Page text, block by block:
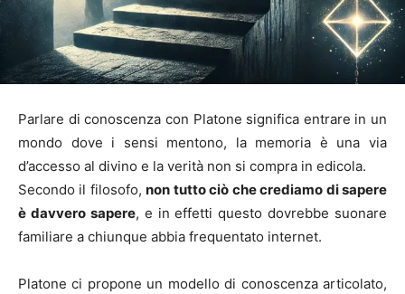
Parlare di conoscenza con Platone significa entrare in un
mondo dove i sensi mentono, la memoria è una via
d’accesso al divino e la verità non si compra in edicola.
Secondo il filosofo,non tutto ciò che crediamo di sapere
è davvero sapere, e in effetti questo dovrebbe suonare
familiare a chiunque abbia frequentato internet.
Platone ci propone un modello di conoscenza articolato,